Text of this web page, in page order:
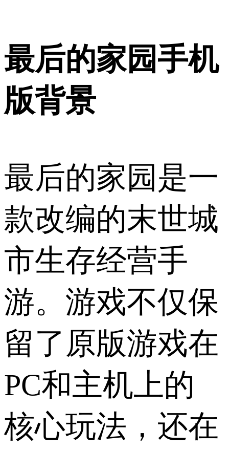
最后的家园手机
版背景
最后的家园是一
款改编的末世城
市生存经营手
游。游戏不仅保
留了原版游戏在
PC和主机上的
核心玩法，还在